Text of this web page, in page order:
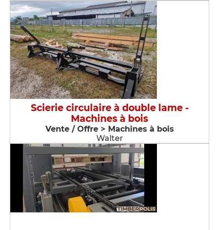
Scierie circulaire à double lame -
Machines à bois
Vente / Offre > Machines à bois
Walter